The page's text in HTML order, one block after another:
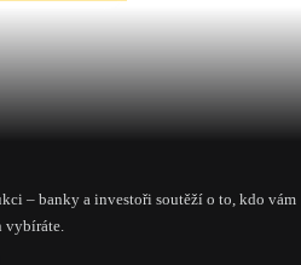
– banky a investoři soutěží o to, kdo vám
vybíráte.